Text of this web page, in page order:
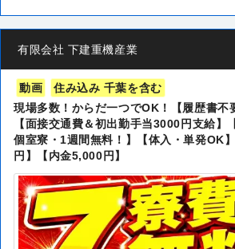
有限会社 下建重機産業
動画
住み込み 千葉を含む
現場多数！からだ一つでOK！【履歴書不
【面接交通費＆初出勤手当3000円支給】
個室寮・1週間無料！】【体入・単発OK
円】【内金5,000円】